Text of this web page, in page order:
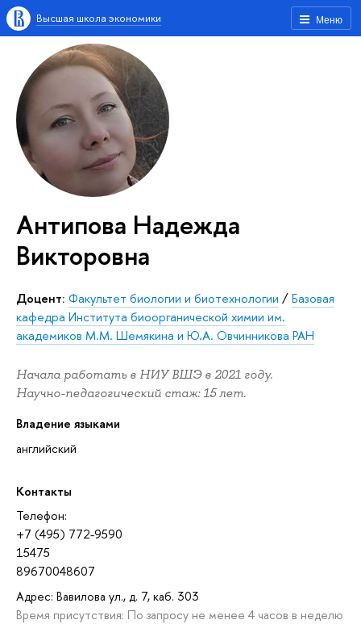
Меню
Высшая школа экономики
Антипова Надежда
Викторовна
Доцент: Факультет биологии и биотехнологии /Базовая
кафедра Института биоорганической химии им.
академиков М.М. Шемякина и Ю.А. Овчинникова РАН
Начала работать в НИУ ВШЭ в 2021 году.
Научно-педагогический стаж: 15 лет.
Владение языками
английский
Контакты
Телефон:
+7 (495) 772-9590
15475
89670048607
Адрес: Вавилова ул., д. 7, каб. 303
Время присутствия: По запросу не менее 4 часов в неделю